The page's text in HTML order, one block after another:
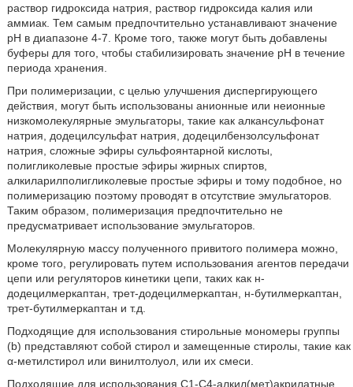
раствор гидроксида натрия, раствор гидроксида калия или
аммиак. Тем самым предпочтительно устанавливают значение
pH в диапазоне 4-7. Кроме того, также могут быть добавлены
буферы для того, чтобы стабилизировать значение pH в течение
периода хранения.
При полимеризации, с целью улучшения диспергирующего
действия, могут быть использованы анионные или неионные
низкомолекулярные эмульгаторы, такие как алкансульфонат
натрия, додецилсульфат натрия, додецилбензолсульфонат
натрия, сложные эфиры сульфоянтарной кислоты,
полигликолевые простые эфиры жирных спиртов,
алкиларилполигликолевые простые эфиры и тому подобное, но
полимеризацию поэтому проводят в отсутствие эмульгаторов.
Таким образом, полимеризация предпочтительно не
предусматривает использование эмульгаторов.
Молекулярную массу полученного привитого полимера можно,
кроме того, регулировать путем использования агентов передачи
цепи или регуляторов кинетики цепи, таких как н-
додецилмеркаптан, трет-додецилмеркаптан, н-бутилмеркаптан,
трет-бутилмеркаптан и т.д.
Подходящие для использования стирольные мономеры группы
(b) представляют собой стирол и замещенные стиролы, такие как
α-метилстирол или винилтолуол, или их смеси.
Подходящие для использования С1-С4-алкил(мет)акрилатные